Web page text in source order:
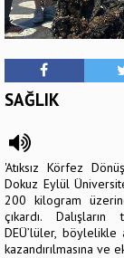
SAĞLIK
'Atıksız Körfez
Dokuz Eylül
200 kilogram
çıkardı. Dalışların
DEÜ’lüler,
kazandırılmasına ve